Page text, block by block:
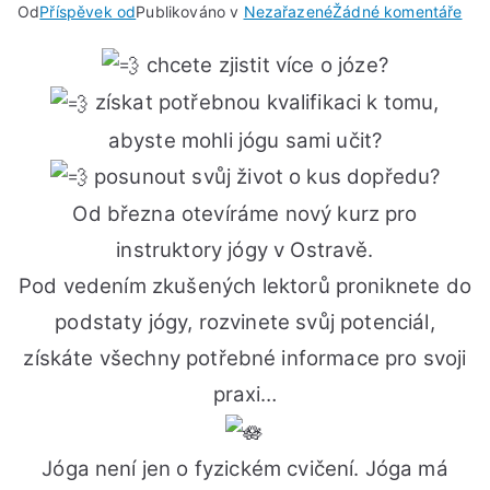
OdPříspěvek odPublikováno v NezařazenéŽádné komentářeu
od
do
chcete zjistit více o józe?
získat potřebnou kvalifikaci k tomu,
abyste mohli jógu sami učit?
posunout svůj život o kus dopředu?
Od března otevíráme nový kurz pro
instruktory jógy v Ostravě.
Pod vedením zkušených lektorů proniknete do
podstaty jógy, rozvinete svůj potenciál,
získáte všechny potřebné informace pro svoji
praxi…
Jóga není jen o fyzickém cvičení. Jóga má